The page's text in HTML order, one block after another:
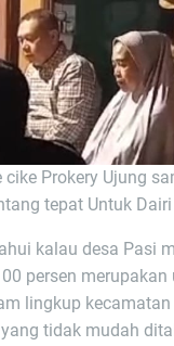
cike Prokery Ujung
tepat Untuk Dairi
kalau desa Pasi
persen merupakan
lingkup kecamatan
tidak mudah